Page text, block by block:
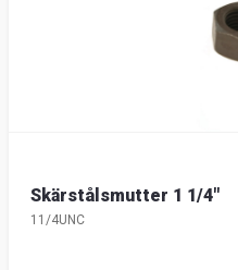
Skärstålsmutter 1 1/4"
11/4UNC